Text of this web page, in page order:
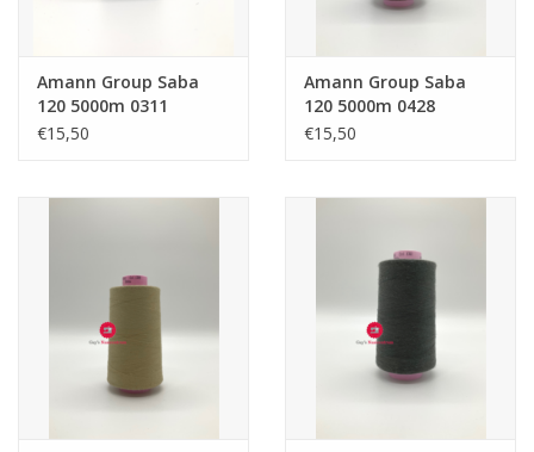
Sale / Coupons
Amann Group Saba
120 5000m 0311
€15,50
Amann Group Saba
120 5000m 0428
€15,50